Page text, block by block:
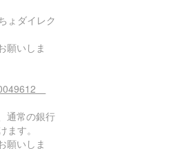
ょダイレク
願いしま
通常の銀行
す。
願いしま